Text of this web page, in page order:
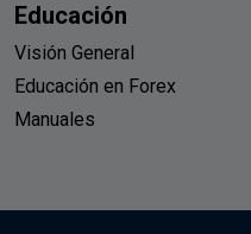
Educación
Visión General
Educación en Forex
Manuales